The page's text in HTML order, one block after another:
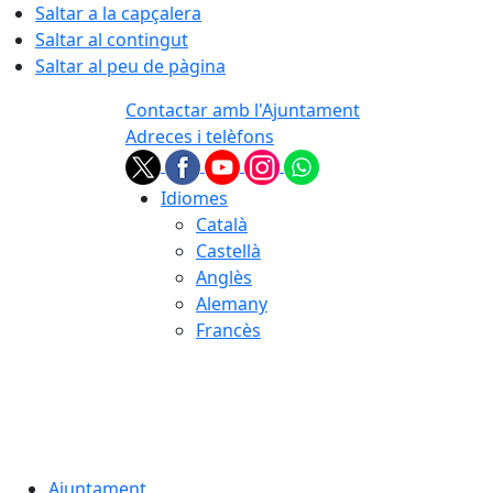
Saltar a la capçalera
Saltar al contingut
Saltar al peu de pàgina
Contactar amb l'Ajuntament
Adreces i telèfons
Idiomes
Català
Castellà
Anglès
Alemany
Francès